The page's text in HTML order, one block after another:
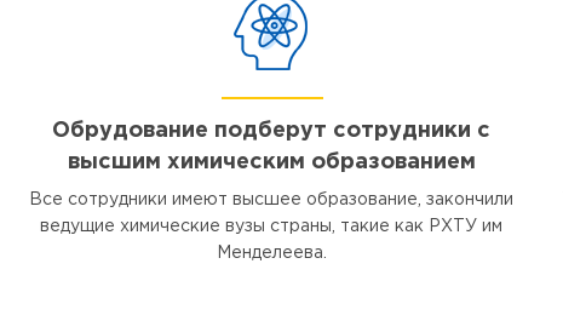
Обрудование подберут сотрудники с
высшим химическим образованием
Все сотрудники имеют высшее образование, закончили
ведущие химические вузы страны, такие как РХТУ им
Менделеева.